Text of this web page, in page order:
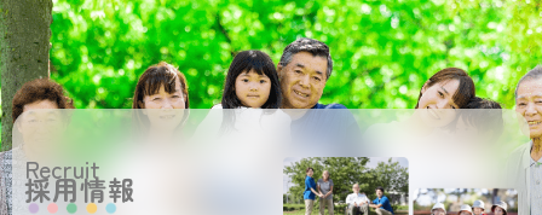
Recruit
採用情報